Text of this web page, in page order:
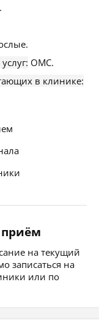
ОМС.
в клинике:
приём
на текущий
записаться на
или по